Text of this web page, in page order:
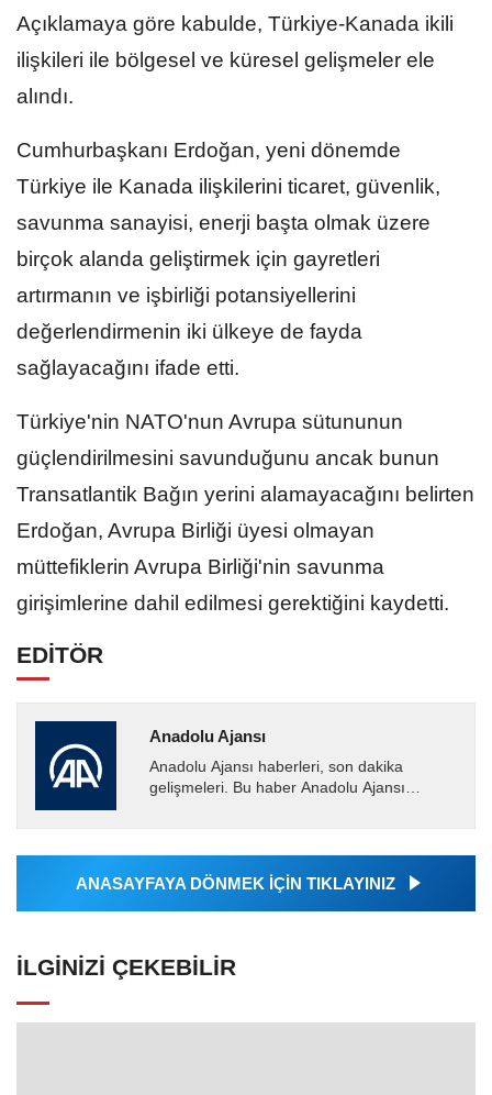
Açıklamaya göre kabulde, Türkiye-Kanada ikili
ilişkileri ile bölgesel ve küresel gelişmeler ele
alındı.
Cumhurbaşkanı Erdoğan, yeni dönemde
Türkiye ile Kanada ilişkilerini ticaret, güvenlik,
savunma sanayisi, enerji başta olmak üzere
birçok alanda geliştirmek için gayretleri
artırmanın ve işbirliği potansiyellerini
değerlendirmenin iki ülkeye de fayda
sağlayacağını ifade etti.
Türkiye'nin NATO'nun Avrupa sütununun
güçlendirilmesini savunduğunu ancak bunun
Transatlantik Bağın yerini alamayacağını belirten
Erdoğan, Avrupa Birliği üyesi olmayan
müttefiklerin Avrupa Birliği'nin savunma
girişimlerine dahil edilmesi gerektiğini kaydetti.
EDİTÖR
Anadolu Ajansı
Anadolu Ajansı haberleri, son dakika
gelişmeleri. Bu haber Anadolu Ajansı
tarafından geçilen tüm...
ANASAYFAYA DÖNMEK İÇİN TIKLAYINIZ
İLGINIZI ÇEKEBILIR